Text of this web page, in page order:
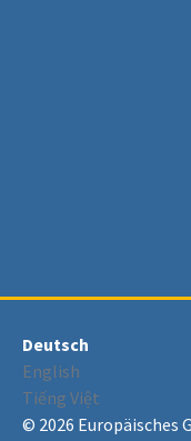
Deutsch
English
Tiếng Việt
© 2026 Europäisches